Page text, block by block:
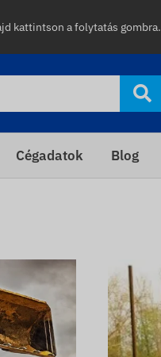
kattintson a folytatás gombra.
Cégadatok Blog